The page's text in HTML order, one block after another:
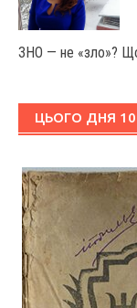
ЗНО — не «зло»? Що
ЦЬОГО ДНЯ